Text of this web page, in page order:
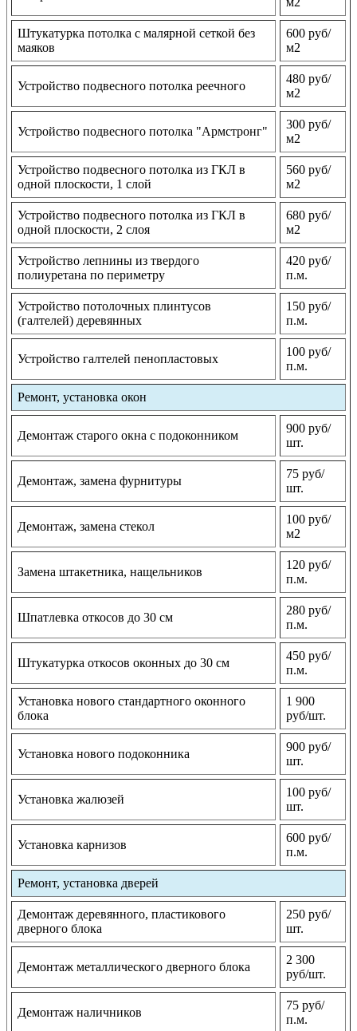
Штукатурка потолка с малярной сеткой без
маяков
600 руб/
м2
Устройство подвесного потолка реечного
480 руб/
м2
Устройство подвесного потолка "Армстронг"
300 руб/
м2
Устройство подвесного потолка из ГКЛ в
одной плоскости, 1 слой
560 руб/
м2
Устройство подвесного потолка из ГКЛ в
одной плоскости, 2 слоя
680 руб/
м2
Устройство лепнины из твердого
полиуретана по периметру
420 руб/
п.м.
Устройство потолочных плинтусов
(галтелей) деревянных
150 руб/
п.м.
Устройство галтелей пенопластовых
100 руб/
п.м.
Ремонт, установка окон
Демонтаж старого окна с подоконником
900 руб/
шт.
Демонтаж, замена фурнитуры
75 руб/
шт.
Демонтаж, замена стекол
100 руб/
м2
Замена штакетника, нащельников
120 руб/
п.м.
Шпатлевка откосов до 30 см
280 руб/
п.м.
Штукатурка откосов оконных до 30 см
450 руб/
п.м.
Установка нового стандартного оконного
блока
1 900
руб/шт.
Установка нового подоконника
900 руб/
шт.
Установка жалюзей
100 руб/
шт.
Установка карнизов
600 руб/
п.м.
Ремонт, установка дверей
Демонтаж деревянного, пластикового
дверного блока
250 руб/
шт.
Демонтаж металлического дверного блока
2 300
руб/шт.
Демонтаж наличников
75 руб/
п.м.